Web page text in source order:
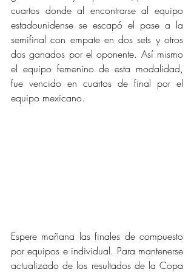
cuartos donde al encontrarse al equipo
estadounidense se escapó el pase a la
semifinal con empate en dos sets y otros
dos ganados por el oponente. Así mismo
el equipo femenino de esta modalidad,
fue vencido en cuartos de final por el
equipo mexicano.
Espere mañana las finales de compuesto
por equipos e individual. Para mantenerse
actualizado de los resultados de la Copa